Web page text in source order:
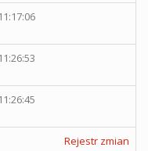
Rejestr zmian